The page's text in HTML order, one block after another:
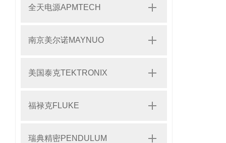
全天电源APMTECH
南京美尔诺MAYNUO
美国泰克TEKTRONIX
福禄克FLUKE
瑞典精密PENDULUM